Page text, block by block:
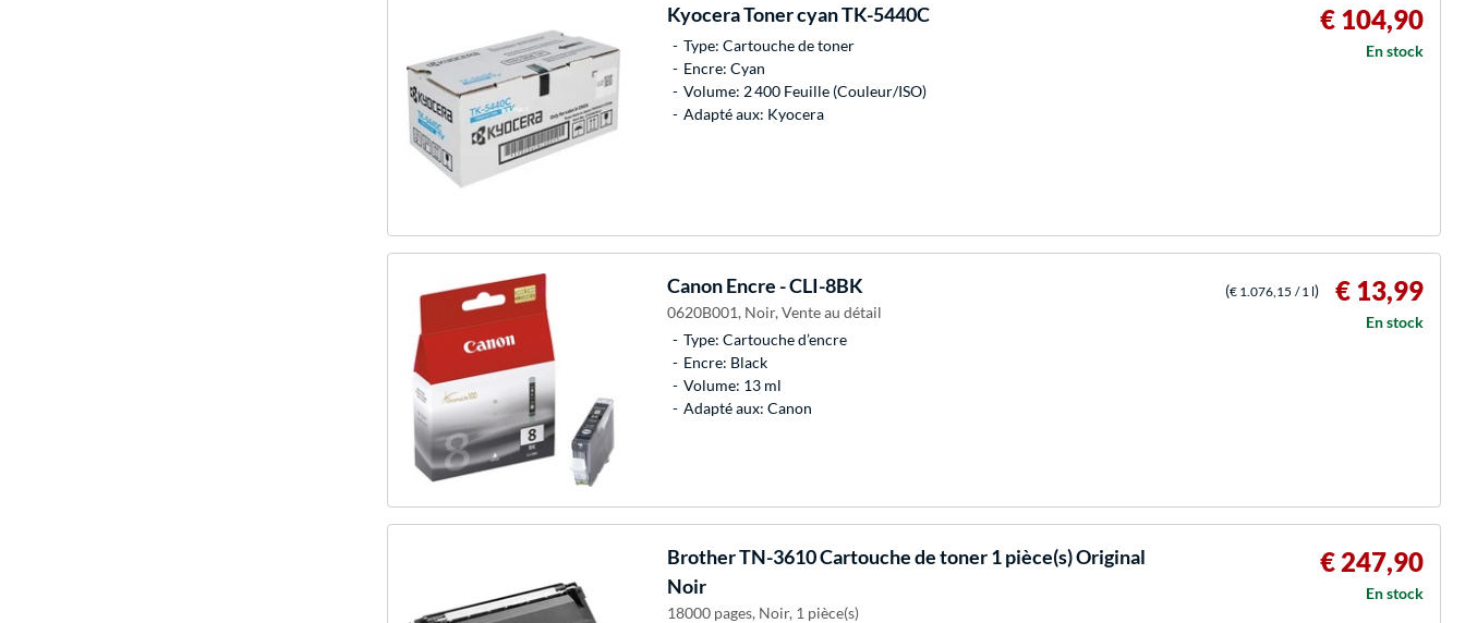
KyoceraToner cyan TK-5440C
Type: Cartouche de toner
Encre: Cyan
Volume: 2 400 Feuille (Couleur/ISO)
Adapté aux: Kyocera
€ 104,90
En stock
CanonEncre - CLI-8BK
0620B001, Noir, Vente au détail
Type: Cartouche d’encre
Encre: Black
Volume: 13 ml
Adapté aux: Canon
(€ 1.076,15 / 1 l) € 13,99
En stock
BrotherTN-3610 Cartouche de toner 1 pièce(s) Original
Noir
18000 pages, Noir, 1 pièce(s)
€ 247,90
En stock